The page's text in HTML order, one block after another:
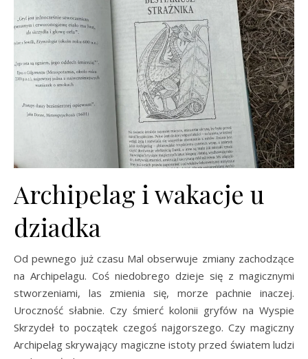
Archipelag i wakacje u
dziadka
Od pewnego już czasu Mal obserwuje zmiany zachodzące
na Archipelagu. Coś niedobrego dzieje się z magicznymi
stworzeniami, las zmienia się, morze pachnie inaczej.
Uroczność słabnie. Czy śmierć kolonii gryfów na Wyspie
Skrzydeł to początek czegoś najgorszego. Czy magiczny
Archipelag skrywający magiczne istoty przed światem ludzi